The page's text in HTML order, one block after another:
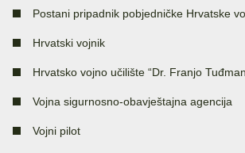
Postani pripadnik pobjedničke Hrvatske
Hrvatski vojnik
Hrvatsko vojno učilište “Dr. Franjo
Vojna sigurnosno-obavještajna agencija
Vojni pilot